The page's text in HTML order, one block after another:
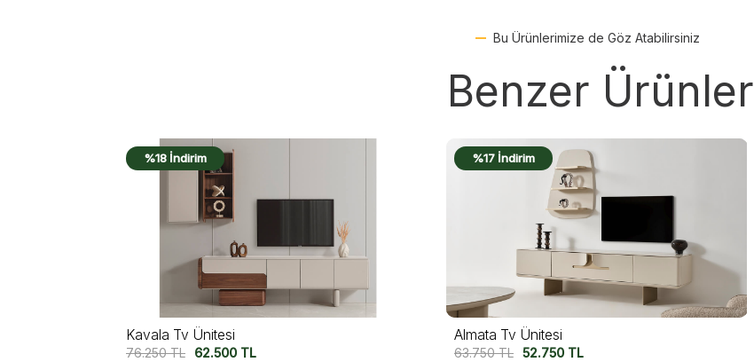
Bu Ürünlerimize de Göz Atabilirsiniz
Benzer Ürünler
%17 İndirim
Almata Tv Ünitesi
63.750TL 52.750TL
%18 İndirim
Utopia Tv Ünitesi
82.500TL 67.500TL